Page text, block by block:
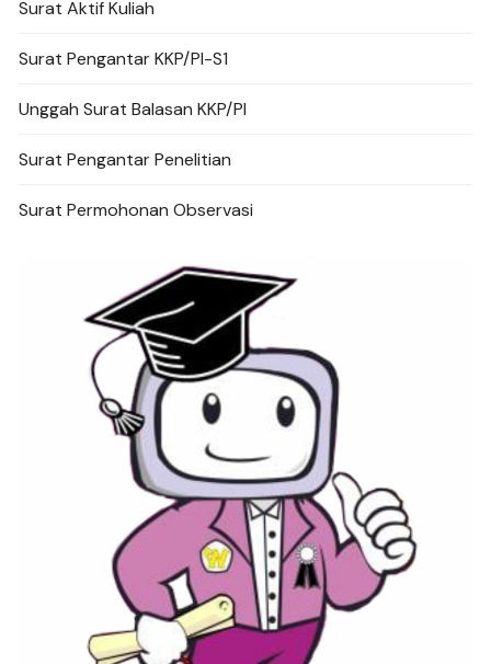
Surat Aktif Kuliah
Surat Pengantar KKP/PI-S1
Unggah Surat Balasan KKP/PI
Surat Pengantar Penelitian
Surat Permohonan Observasi